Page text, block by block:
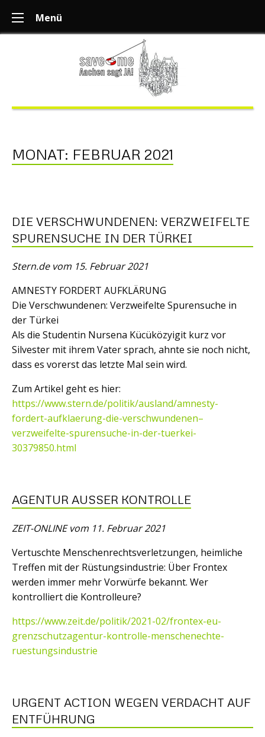
Menü
MONAT: FEBRUAR 2021
DIE VERSCHWUNDENEN: VERZWEIFELTE
SPURENSUCHE IN DER TÜRKEI
Stern.de vom 15. Februar 2021
AMNESTY FORDERT AUFKLÄRUNG
Die Verschwundenen: Verzweifelte Spurensuche in
der Türkei
Als die Studentin Nursena Kücüközyigit kurz vor
Silvester mit ihrem Vater sprach, ahnte sie noch nicht,
dass es vorerst das letzte Mal sein wird.
Zum Artikel geht es hier:
https://www.stern.de/politik/ausland/amnesty-
fordert-aufklaerung-die-verschwundenen–
verzweifelte-spurensuche-in-der-tuerkei-
30379850.html
AGENTUR AUSSER KONTROLLE
ZEIT-ONLINE vom 11. Februar 2021
Vertuschte Menschenrechtsverletzungen, heimliche
Treffen mit der Rüstungsindustrie: Über Frontex
werden immer mehr Vorwürfe bekannt. Wer
kontrolliert die Kontrolleure?
https://www.zeit.de/politik/2021-02/frontex-eu-
grenzschutzagentur-kontrolle-menschenechte-
ruestungsindustrie
URGENT ACTION WEGEN VERDACHT AUF
ENTFÜHRUNG